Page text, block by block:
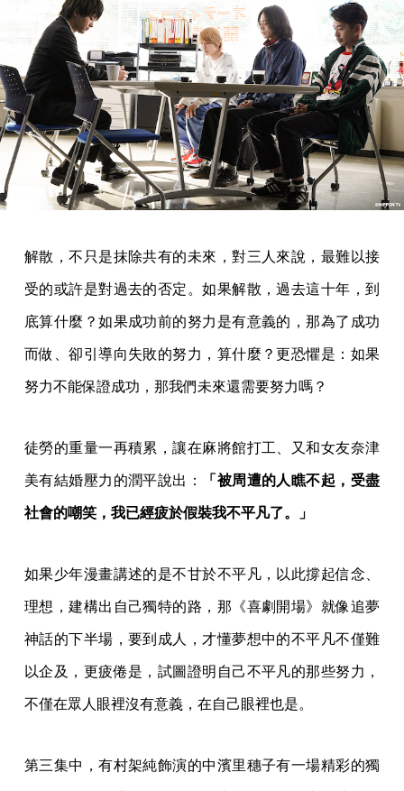
解散，不只是抹除共有的未來，對三人來說，最難以接
受的或許是對過去的否定。如果解散，過去這十年，到
底算什麼？如果成功前的努力是有意義的，那為了成功
而做、卻引導向失敗的努力，算什麼？更恐懼是：如果
努力不能保證成功，那我們未來還需要努力嗎？
徒勞的重量一再積累，讓在麻將館打工、又和女友奈津
美有結婚壓力的潤平說出： 「被周遭的人瞧不起，受盡
社會的嘲笑，我已經疲於假裝我不平凡了。」
如果少年漫畫講述的是不甘於不平凡，以此撐起信念、
理想，建構出自己獨特的路，那《喜劇開場》就像追夢
神話的下半場，要到成人，才懂夢想中的不平凡不僅難
以企及，更疲倦是，試圖證明自己不平凡的那些努力，
不僅在眾人眼裡沒有意義，在自己眼裡也是。
第三集中，有村架純飾演的中濱里穗子有一場精彩的獨